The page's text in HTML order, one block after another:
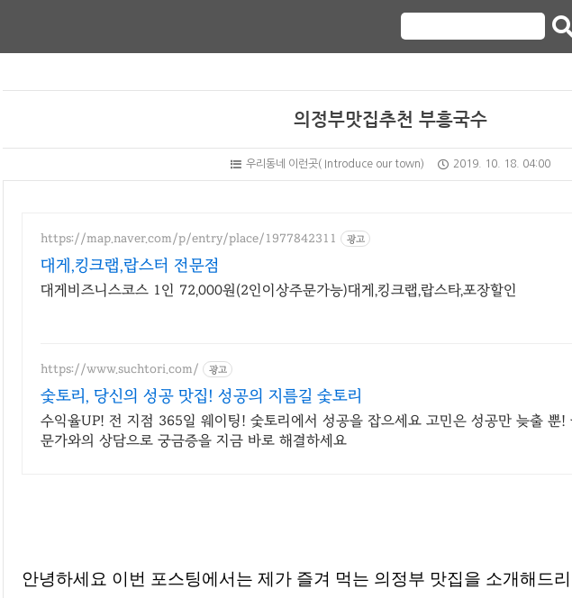
의정부맛집추천 부흥국수
우리동네 이런곳( Introduce our town) 2019. 10. 18. 04:00
https://map.naver.com/p/entry/place/1977842311 광고
대게,킹크랩,랍스터 전문점
대게비즈니스코스 1인 72,000원(2인이상주문가능)대게,킹크랩,랍스타,포장할인
https://www.suchtori.com/ 광고
숯토리, 당신의 성공 맛집! 성공의 지름길 숯토리
수익율UP! 전 지점 365일 웨이팅! 숯토리에서 성공을 잡으세요 고민은 성공만 늦출 뿐!
문가와의 상담으로 궁금증을 지금 바로 해결하세요
안녕하세요 이번 포스팅에서는 제가 즐겨 먹는 의정부 맛집을 소개해드